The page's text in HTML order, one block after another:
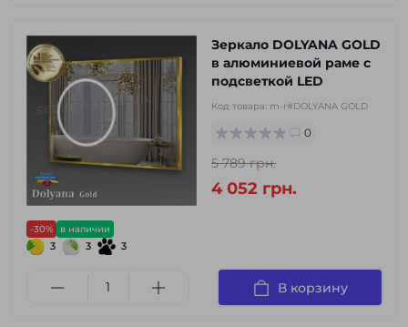
-30% в наличии
3 3 3
Зеркало DOLYANA GOLD
в алюминиевой раме с
подсветкой LED
Код товара: m-r#DOLYANA GOLD
0
5 789 грн.
4 052 грн.
В корзину